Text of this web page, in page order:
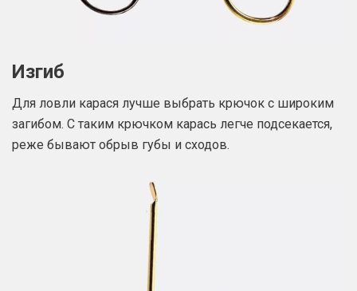
Изгиб
Для ловли карася лучше выбрать крючок с широким
загибом. С таким крючком карась легче подсекается,
реже бывают обрыв губы и сходов.